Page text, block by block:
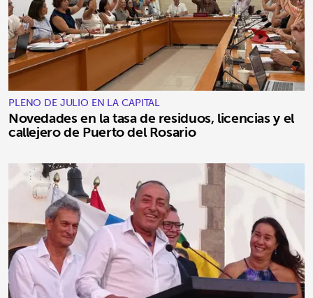
PLENO DE JULIO EN LA CAPITAL
Novedades en la tasa de residuos, licencias y el
callejero de Puerto del Rosario
SIGUIENTE chevron_right
Título